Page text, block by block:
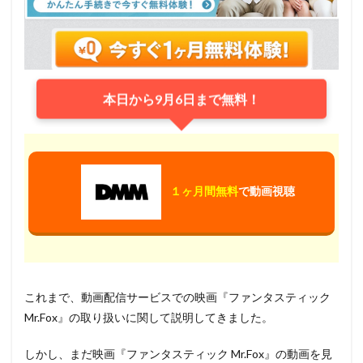
本日から9月6日まで無料！
１ヶ月間無料で動画視聴
これまで、動画配信サービスでの映画『ファンタスティック
Mr.Fox』の取り扱いに関して説明してきました。
しかし、まだ映画『ファンタスティック Mr.Fox』の動画を見